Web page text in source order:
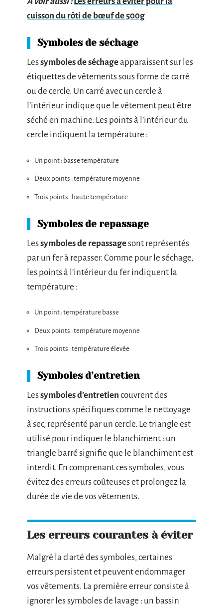
cuisson du rôti de bœuf de 500g
Symboles de séchage
Lessymboles de séchageapparaissent sur les
étiquettes de vêtements sous forme de carré
ou de cercle. Un carré avec un cercle à
l’intérieur indique que le vêtement peut être
séché en machine. Les points à l’intérieur du
cercle indiquent la température :
Un point : basse température
Deux points : température moyenne
Trois points : haute température
Symboles de repassage
Lessymboles de repassagesont représentés
par un fer à repasser. Comme pour le séchage,
les points à l’intérieur du fer indiquent la
température :
Un point : température basse
Deux points : température moyenne
Trois points : température élevée
Symboles d’entretien
Lessymboles d’entretien couvrent des
instructions spécifiques comme le nettoyage
à sec, représenté par un cercle. Le triangle est
utilisé pour indiquer le blanchiment : un
triangle barré signifie que le blanchiment est
interdit. En comprenant ces symboles, vous
évitez des erreurs coûteuses et prolongez la
durée de vie de vos vêtements.
Les erreurs courantes à éviter
Malgré la clarté des symboles, certaines
erreurs persistent et peuvent endommager
vos vêtements. La première erreur consiste à
ignorer les symboles de lavage : un bassin